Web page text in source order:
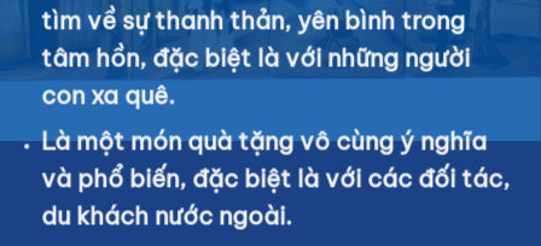
tìm về sự thanh thản, yên bình trong
tâm hồn, đặc biệt là với những người
con xa quê.
Là một món quà tặng vô cùng ý nghĩa
và phổ biến, đặc biệt là với các đối tác,
du khách nước ngoài.